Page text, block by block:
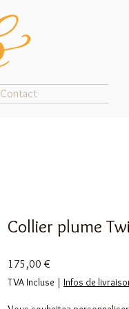
Contact
Collier plume
175,00 €
TVA Incluse | Infos de